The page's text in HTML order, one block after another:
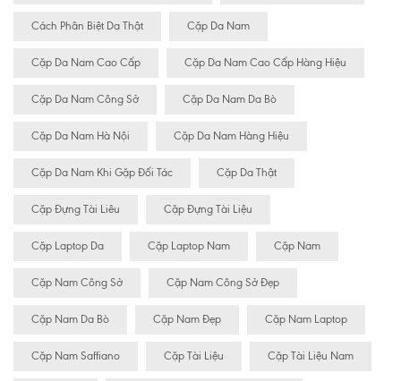
Cách Phân Biệt Da Thật Cặp Da Nam
Cặp Da Nam Cao Cấp Cặp Da Nam Cao Cấp Hàng Hiệu
Cặp Da Nam Công Sở Cặp Da Nam Da Bò
Cặp Da Nam Hà Nội Cặp Da Nam Hàng Hiệu
Cặp Da Nam Khi Gặp Đối Tác Cặp Da Thật
Cặp Đựng Tài Liêu Cặp Đựng Tài Liệu
Cặp Laptop Da Cặp Laptop Nam Cặp Nam
Cặp Nam Công Sở Cặp Nam Công Sở Đẹp
Cặp Nam Da Bò Cặp Nam Đẹp Cặp Nam Laptop
Cặp Nam Saffiano Cặp Tài Liệu Cặp Tài Liệu Nam